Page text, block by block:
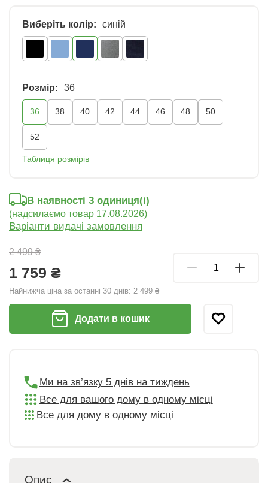
Виберіть колір: синій
Розмір: 36
36 38 40 42 44 46 48 50
52
Таблиця розмірів
2 499 ₴
1 759 ₴
Найнижча ціна за останні 30 днів: 2 499 ₴
В наявності 3 oдиниця(і)
(надсилаємо товар 17.08.2026)
Варіанти видачі замовлення
Додати в кошик
Ми на зв’язку 5 днів на тиждень
Все для вашого дому в одному місці
Все для дому в одному місці
Опис